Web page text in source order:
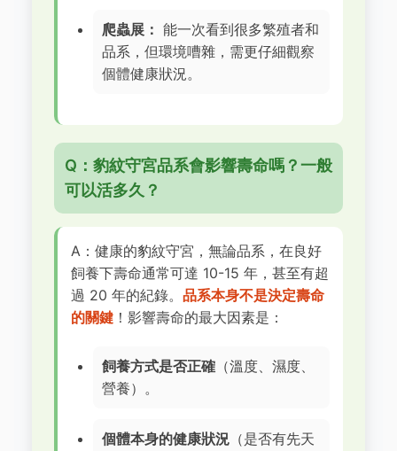
爬蟲展： 能一次看到很多繁殖者和
品系，但環境嘈雜，需更仔細觀察
個體健康狀況。
Q：豹紋守宮品系會影響壽命嗎？一般
可以活多久？
A：健康的豹紋守宮，無論品系，在良好
飼養下壽命通常可達 10-15 年，甚至有超
過 20 年的紀錄。 品系本身不是決定壽命
的關鍵 ！影響壽命的最大因素是：
飼養方式是否正確 （溫度、濕度、
營養）。
個體本身的健康狀況 （是否有先天